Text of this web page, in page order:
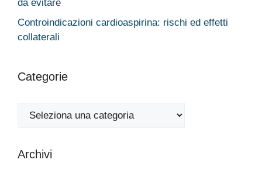
da evitare
Controindicazioni cardioaspirina: rischi ed effetti
collaterali
Categorie
Categorie
Archivi